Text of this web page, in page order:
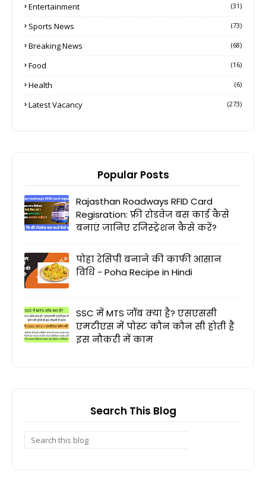
Entertainment (31)
Sports News (73)
Breaking News (68)
Food (16)
Health (6)
Latest Vacancy (273)
Popular Posts
Rajasthan Roadways RFID Card
Regisration: फ्री रोडवेज बस कार्ड कैसे
बनाएं जानिए रजिस्ट्रेशन कैसे करें?
पोहा रेसिपी बनाने की काफी आसान
विधि - Poha Recipe in Hindi
SSC में MTS जॉब क्या है? एसएससी
एमटीएस में पोस्ट कौन कौन सी होती हैं
इस नौकरी में काम
Search This Blog